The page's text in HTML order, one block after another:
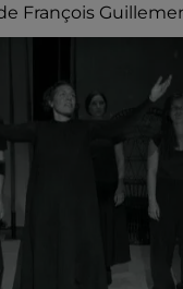
François